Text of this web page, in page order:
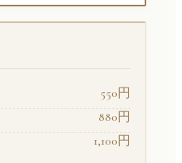
550円
880円
1,100円